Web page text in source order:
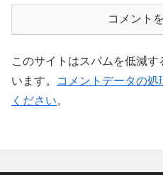
コメント
このサイトはスパムを低減
います。
コメントデータの
ください。